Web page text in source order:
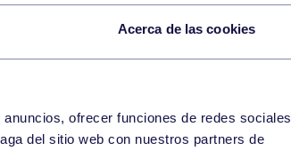
Acerca de las cookies
ofrecer funciones de redes sociales
del sitio web con nuestros partners de